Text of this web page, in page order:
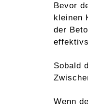
Bevor
kleinen
der
Sobald
Wenn